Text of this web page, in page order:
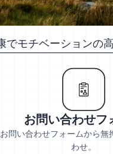
でモチベーションの
お問い合わせフ
お問い合わせフォームから無
わせ。